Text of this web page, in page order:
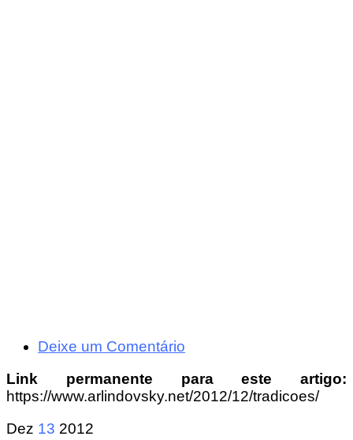
Deixe um Comentário
Link permanente para este artigo:
https://www.arlindovsky.net/2012/12/tradicoes/
Dez 13 2012